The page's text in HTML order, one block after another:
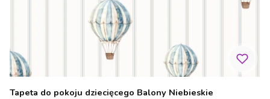
Tapeta do pokoju dziecięcego Balony Niebieskie